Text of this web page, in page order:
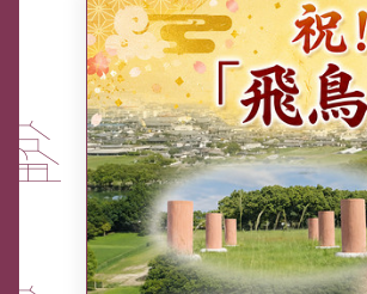
中東情勢や原油価格上昇の影響
を受ける中小企業向け相談窓口
について